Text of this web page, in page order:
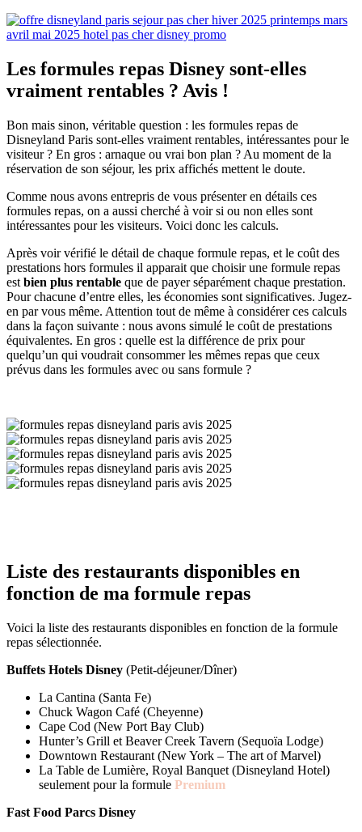
Les formules repas Disney sont-elles
vraiment rentables ? Avis !
Bon mais sinon, véritable question : les formules repas de
Disneyland Paris sont-elles vraiment rentables, intéressantes pour le
visiteur ? En gros : arnaque ou vrai bon plan ? Au moment de la
réservation de son séjour, les prix affichés mettent le doute.
Comme nous avons entrepris de vous présenter en détails ces
formules repas, on a aussi cherché à voir si ou non elles sont
intéressantes pour les visiteurs. Voici donc les calculs.
Après voir vérifié le détail de chaque formule repas, et le coût des
prestations hors formules il apparait que choisir une formule repas
est bien plus rentable que de payer séparément chaque prestation.
Pour chacune d’entre elles, les économies sont significatives. Jugez-
en par vous même. Attention tout de même à considérer ces calculs
dans la façon suivante : nous avons simulé le coût de prestations
équivalentes. En gros : quelle est la différence de prix pour
quelqu’un qui voudrait consommer les mêmes repas que ceux
prévus dans les formules avec ou sans formule ?
Liste des restaurants disponibles en
fonction de ma formule repas
Voici la liste des restaurants disponibles en fonction de la formule
repas sélectionnée.
Buffets Hotels Disney (Petit-déjeuner/Dîner)
La Cantina (Santa Fe)
Chuck Wagon Café (Cheyenne)
Cape Cod (New Port Bay Club)
Hunter’s Grill et Beaver Creek Tavern (Sequoïa Lodge)
Downtown Restaurant (New York – The art of Marvel)
La Table de Lumière, Royal Banquet (Disneyland Hotel)
seulement pour la formule Premium
Fast Food Parcs Disney